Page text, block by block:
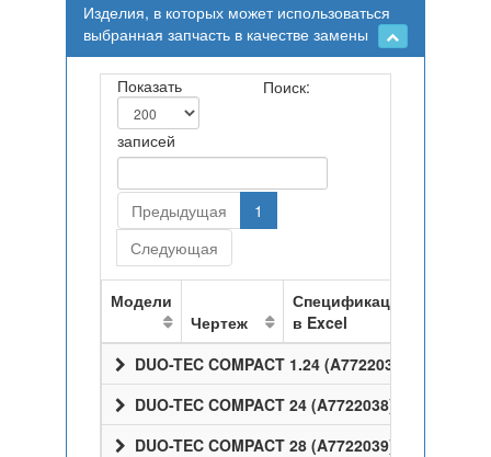
Изделия, в которых может использоваться
выбранная запчасть в качестве замены
Показать
записей
Поиск:
Предыдущая
1
Следующая
Модели
Чертеж
Спецификация
в Excel
DUO-TEC COMPACT 1.24 (A7722037)
DUO-TEC COMPACT 24 (A7722038)
DUO-TEC COMPACT 28 (A7722039)